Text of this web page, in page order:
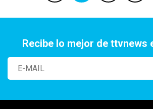
Recibe lo mejor de ttvnews